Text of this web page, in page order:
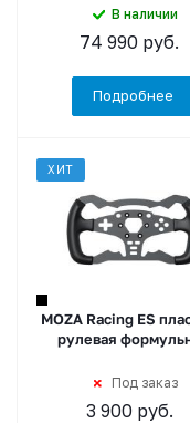
плейт) USB
В наличии
74 990 руб.
Подробнее
ХИТ
MOZA Racing ES
рулевая
Под заказ
3 900руб.